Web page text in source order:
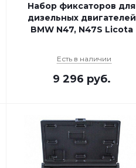
Набор фиксаторов для
дизельных двигателей
BMW N47, N47S Licota
Есть в наличии
9 296 руб.